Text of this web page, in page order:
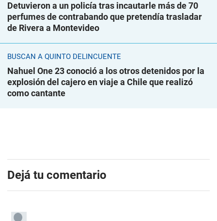
Detuvieron a un policía tras incautarle más de 70
perfumes de contrabando que pretendía trasladar
de Rivera a Montevideo
BUSCAN A QUINTO DELINCUENTE
Nahuel One 23 conoció a los otros detenidos por la
explosión del cajero en viaje a Chile que realizó
como cantante
Dejá tu comentario